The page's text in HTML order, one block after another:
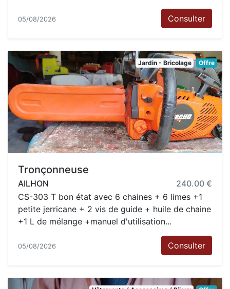
05/08/2026 Consulter
Jardin - Bricolage Offre
Tronçonneuse
AILHON
240.00 €
CS-303 T bon état avec 6 chaines + 6 limes +1
petite jerricane + 2 vis de guide + huile de chaine
+1 L de mélange +manuel d'utilisation...
05/08/2026 Consulter